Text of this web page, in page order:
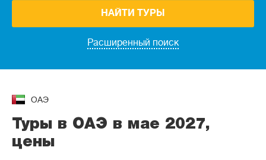
Расширенный поиск
НАЙТИ ТУРЫ
ОАЭ
Туры в ОАЭ в мае 2027,
цены